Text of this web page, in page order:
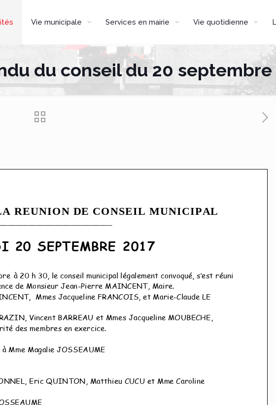
Vie municipale Services en mairie Vie quotidienne
du conseil du 20 septembre